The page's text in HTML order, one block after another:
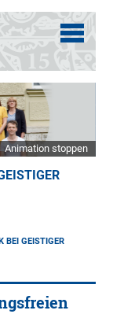
Animation stoppen
BEI GEISTIGER